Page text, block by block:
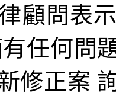
顧問表
任何問
修正案